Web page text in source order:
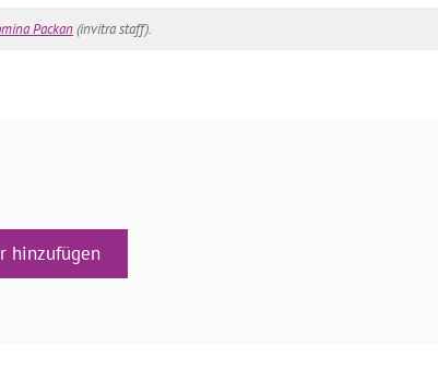
Packan(invitra staff).
hinzufügen